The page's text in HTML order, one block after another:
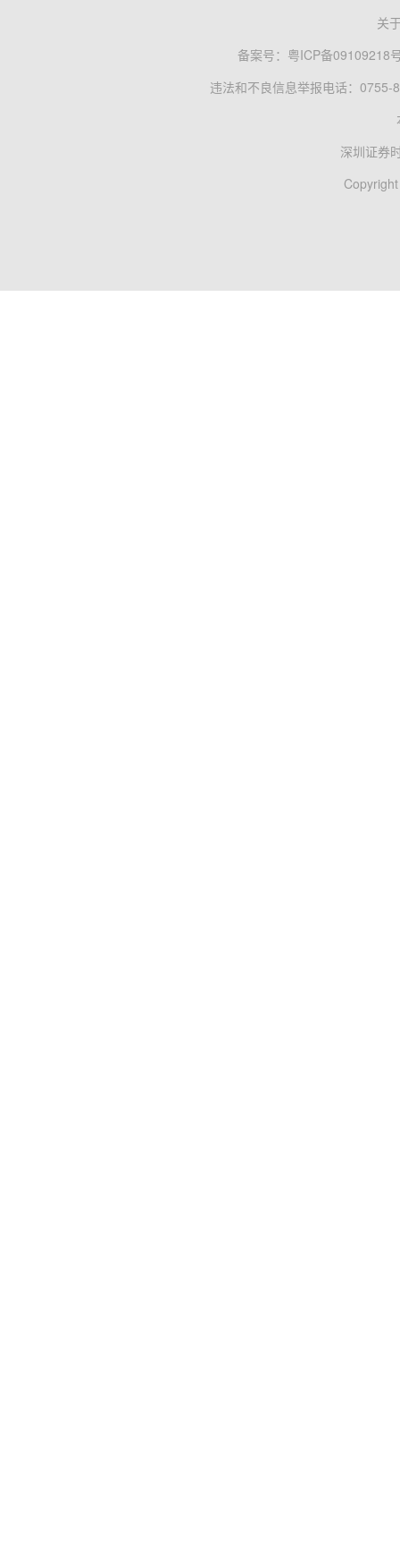
关
备案号： 粤ICP备09109218
违法和不良信息举报电话：0755-
深圳证券